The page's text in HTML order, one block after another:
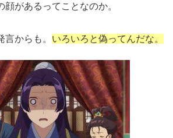
があるってことなのか。
からも。 いろいろと偽ってんだな。